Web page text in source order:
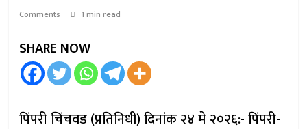
Comments
1 min read
SHARE NOW
​पिंपरी चिंचवड (प्रतिनिधी) दिनांक २४ मे २०२६:- पिंपरी-